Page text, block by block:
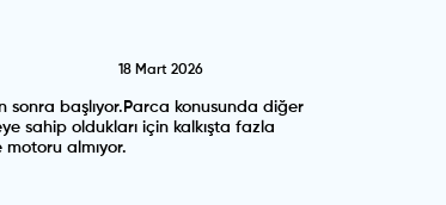
18 Mart 2026
sonra başlıyor.Parca konusunda diğer
sahip oldukları için kalkışta fazla
almıyor.